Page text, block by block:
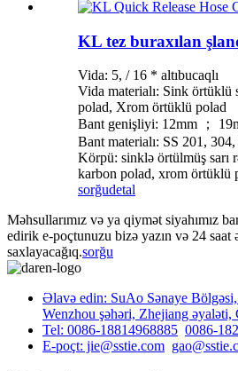
KL tez buraxılan
Vida: 5, / 16 * altıbucaqlı
Vida materialı: Sink örtüklü
polad, Xrom örtüklü polad
Bant genişliyi: 12mm ；
Bant materialı: SS 201,
Körpü: sinklə örtülmüş sarı
karbon polad, xrom örtüklü
sorğudetal
Məhsullarımız və ya qiymət siyahımız
edirik e-poçtunuzu bizə yazın və 24 saat
saxlayacağıq.sorğu
Əlavə edin: SuAo Sənaye
Wenzhou şəhəri, Zhejiang əyaləti,
Tel: 0086-18814968885 0086-
E-poçt: jie@sstie.com